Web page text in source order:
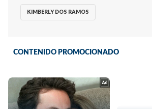
KIMBERLY DOS RAMOS